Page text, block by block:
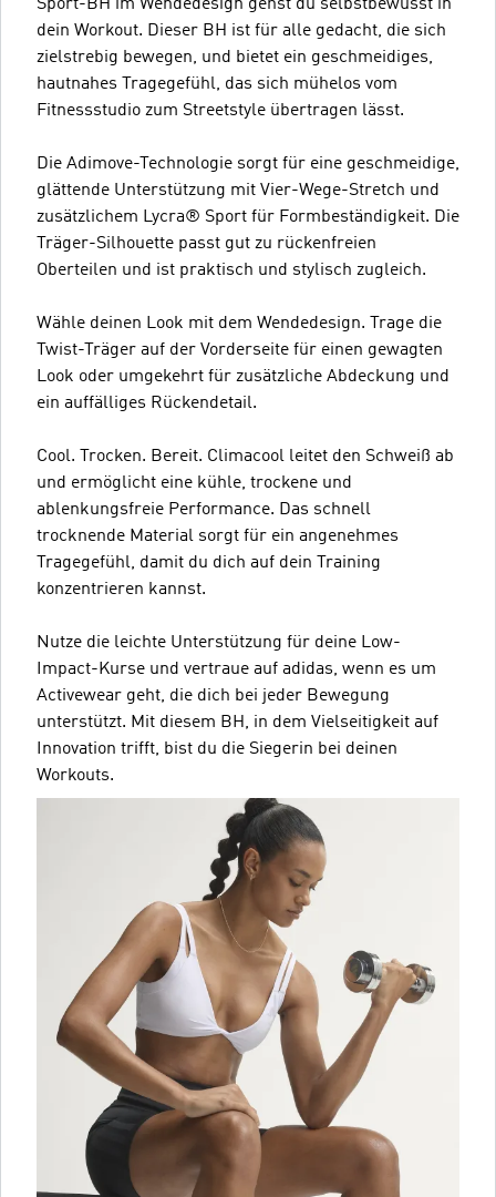
Sport-BH im Wendedesign gehst du selbstbewusst in
dein Workout. Dieser BH ist für alle gedacht, die sich
zielstrebig bewegen, und bietet ein geschmeidiges,
hautnahes Tragegefühl, das sich mühelos vom
Fitnessstudio zum Streetstyle übertragen lässt.
Die Adimove-Technologie sorgt für eine geschmeidige,
glättende Unterstützung mit Vier-Wege-Stretch und
zusätzlichem Lycra® Sport für Formbeständigkeit. Die
Träger-Silhouette passt gut zu rückenfreien
Oberteilen und ist praktisch und stylisch zugleich.
Wähle deinen Look mit dem Wendedesign. Trage die
Twist-Träger auf der Vorderseite für einen gewagten
Look oder umgekehrt für zusätzliche Abdeckung und
ein auffälliges Rückendetail.
Cool. Trocken. Bereit. Climacool leitet den Schweiß ab
und ermöglicht eine kühle, trockene und
ablenkungsfreie Performance. Das schnell
trocknende Material sorgt für ein angenehmes
Tragegefühl, damit du dich auf dein Training
konzentrieren kannst.
Nutze die leichte Unterstützung für deine Low-
Impact-Kurse und vertraue auf adidas, wenn es um
Activewear geht, die dich bei jeder Bewegung
unterstützt. Mit diesem BH, in dem Vielseitigkeit auf
Innovation trifft, bist du die Siegerin bei deinen
Workouts.